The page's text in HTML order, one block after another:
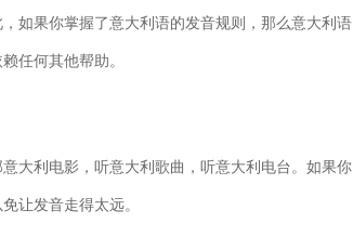
如果你掌握了意大利语的发音规则，那么意大利语
任何其他帮助。
利电影，听意大利歌曲，听意大利电台。如果你
让发音走得太远。